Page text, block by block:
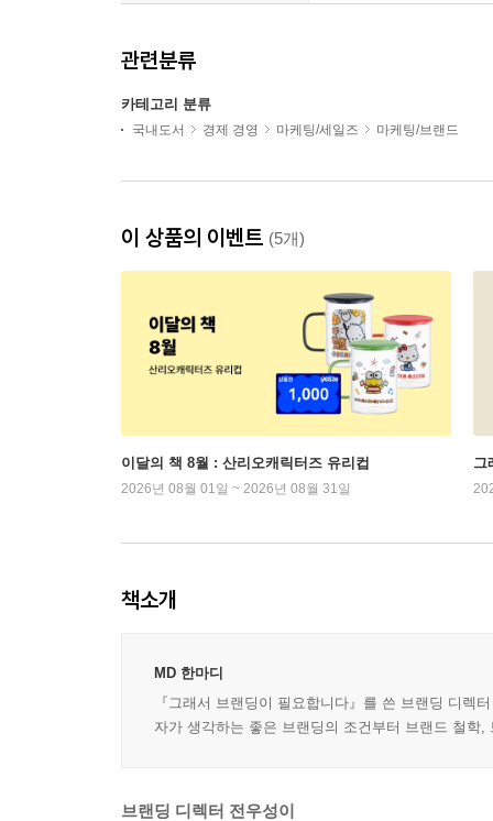
관련분류
카테고리 분류
국내도서 경제 경영 마케팅/세일즈 마케팅/브랜드
이 상품의 이벤트 (5개)
이달의 책 8월 : 산리오캐릭터즈 유리컵
2026년 08월 01일 ~ 2026년 08월 31일
그
책소개
MD 한마디
『그래서 브랜딩이 필요합니다』를 쓴 브랜딩 디렉
자가 생각하는 좋은 브랜딩의 조건부터 브랜드 철학
브랜딩 디렉터 전우성이